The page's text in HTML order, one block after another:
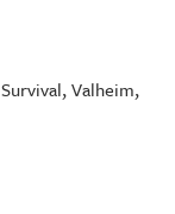
Survival,Valheim,